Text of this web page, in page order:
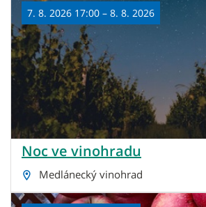
7. 8. 2026 17:00 – 8. 8. 2026
Noc ve vinohradu
Medlánecký vinohrad